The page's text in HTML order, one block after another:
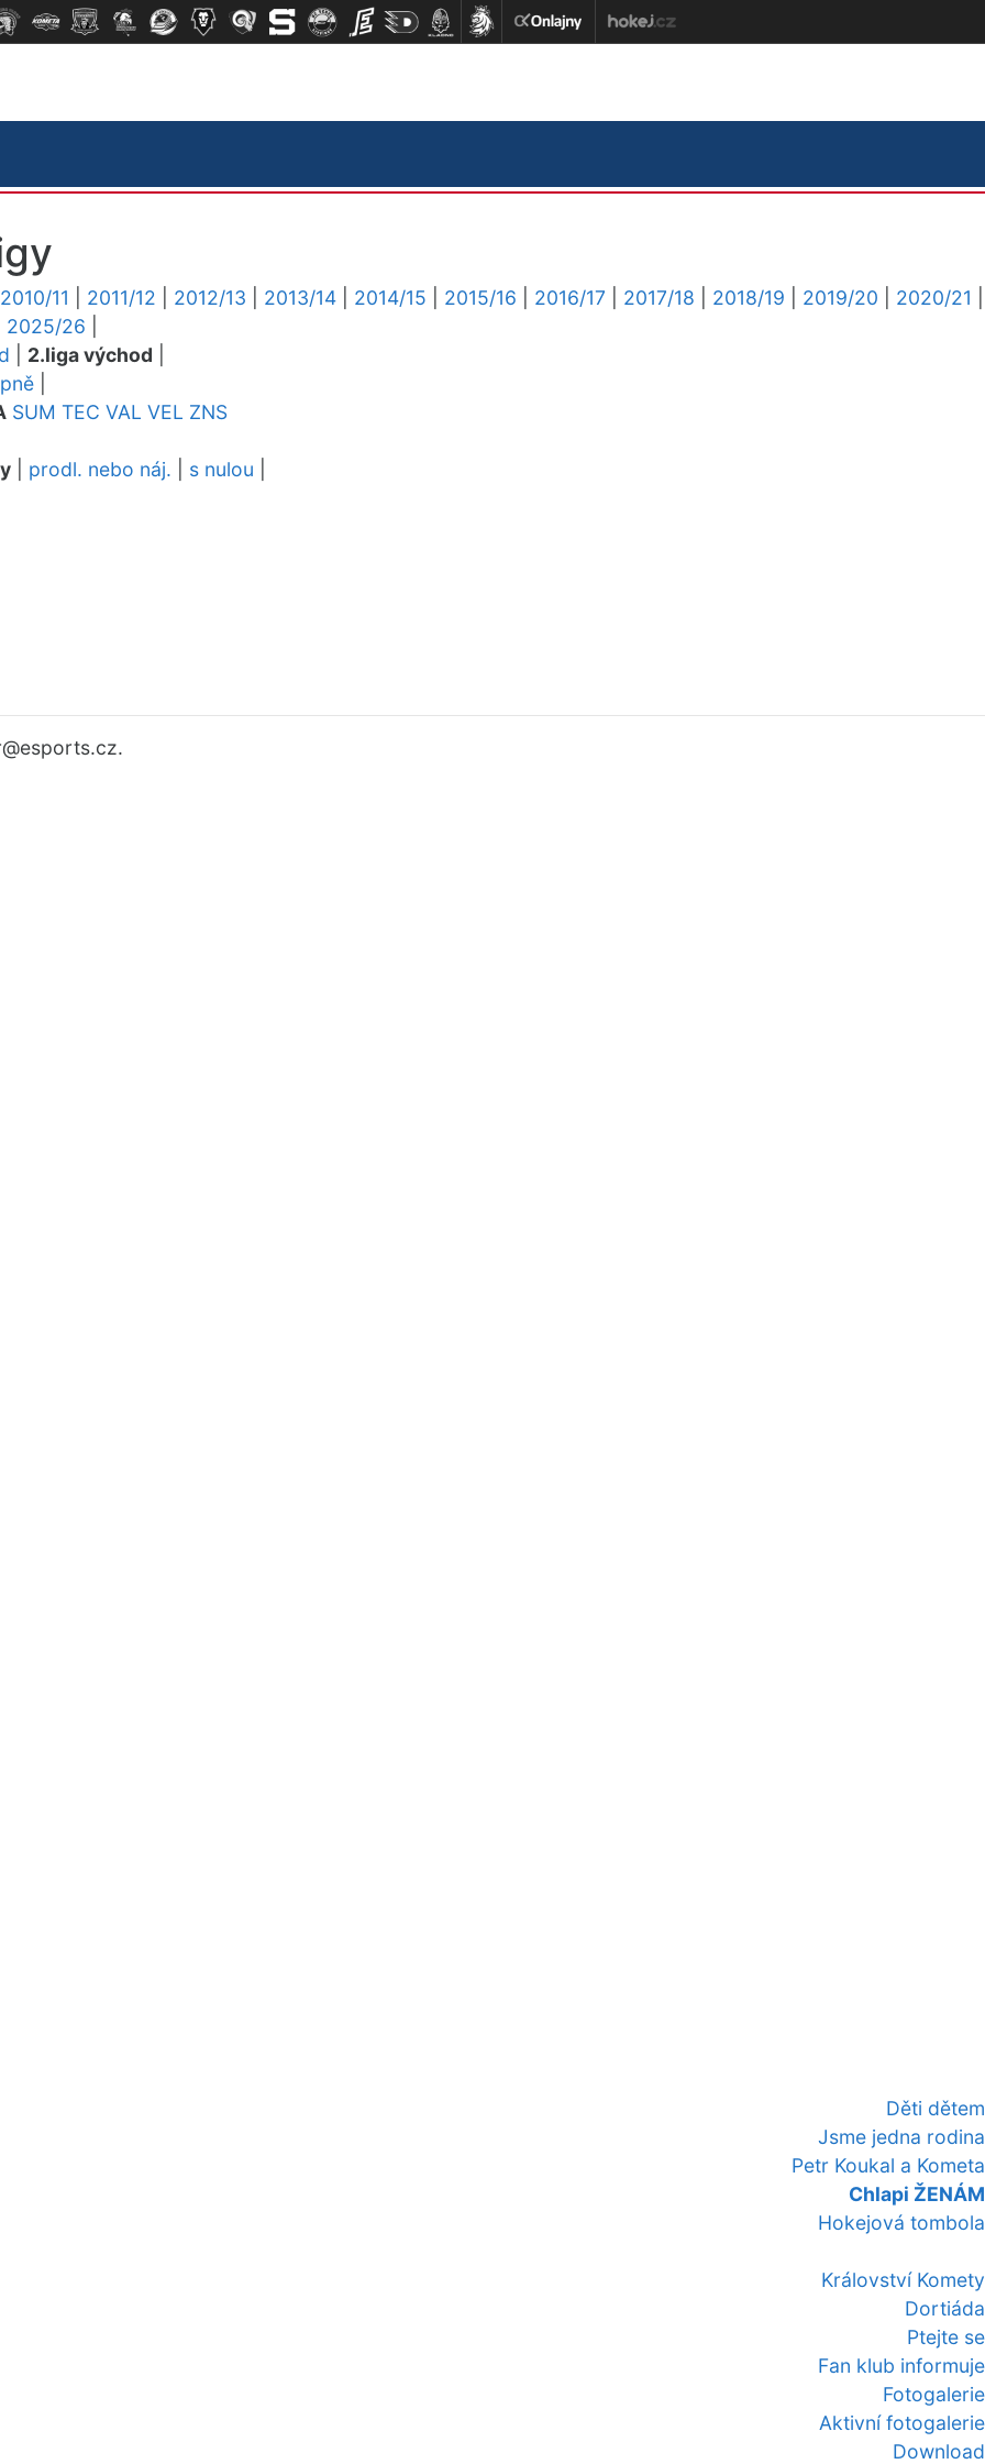
Děti dětem
Jsme jedna rodina
Petr Koukal a Kometa
Chlapi ŽENÁM
Hokejová tombola
Království Komety
Dortiáda
Ptejte se
Fan klub informuje
Fotogalerie
Aktivní fotogalerie
Download
2010/11 2011/12 2012/13 2013/14 2014/15 2015/16 2016/17 2017/18 2018/19 2019/20 2020/21
2025/26
2.liga východ
SUM TEC VAL VEL ZNS
prodl. nebo náj. s nulou
@esports.cz.